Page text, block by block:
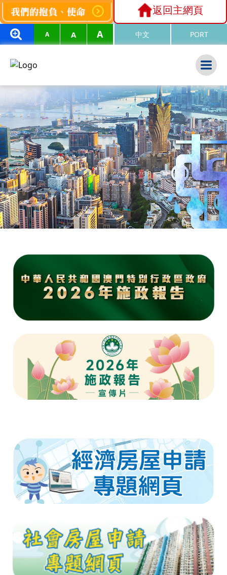
返回主網頁
A A A 中文 PORT